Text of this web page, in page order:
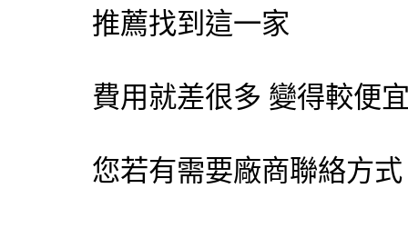
推薦找到這一家
費用就差很多 變得較便
您若有需要廠商聯絡方式